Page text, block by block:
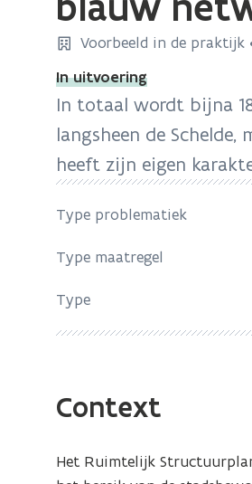
Scheldemeander:
Groen-
blauw
netwerk
Voorbeeld in de praktijk
In uitvoering
In totaal wordt bijna
langsheen de
heeft zijn eigen
Type problematiek
Type maatregel
Type
Context
Het Ruimtelijk